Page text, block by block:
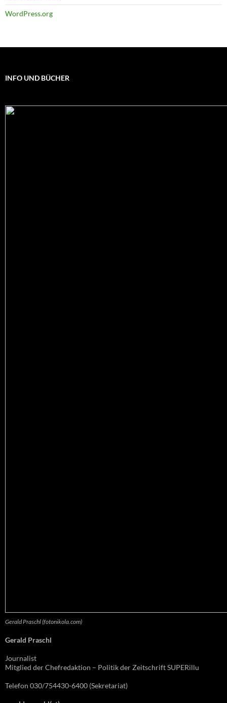
WordPress.org
INFO UND BÜCHER
Gerald Praschl (fotonikola.com)
Gerald Praschl
Journalist
Mitglied der Chefredaktion – Politik der Zeitschrift SUPERillu
Telefon 030/754430-6400 (Sekretariat)